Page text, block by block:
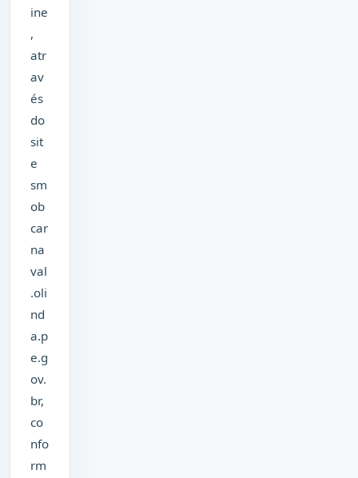
ine
,
atr
av
és
do
sit
e
sm
ob
car
na
val
.oli
nd
a.p
e.g
ov.
br,
co
nfo
rm